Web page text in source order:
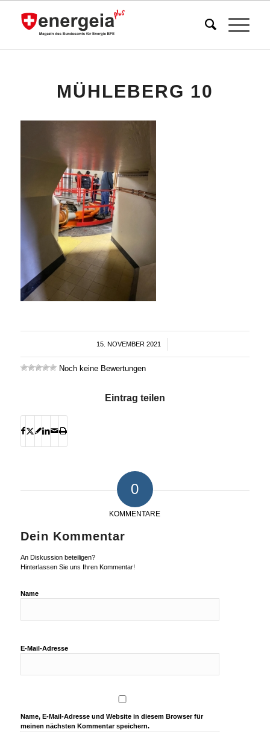
MÜHLEBERG 10
15. NOVEMBER 2021
/
Noch keine Bewertungen
Eintrag teilen
0
KOMMENTARE
Dein Kommentar
An Diskussion beteiligen?
Hinterlassen Sie uns Ihren Kommentar!
Name
E-Mail-Adresse
Name, E-Mail-Adresse und Website in diesem Browser für
meinen nächsten Kommentar speichern.